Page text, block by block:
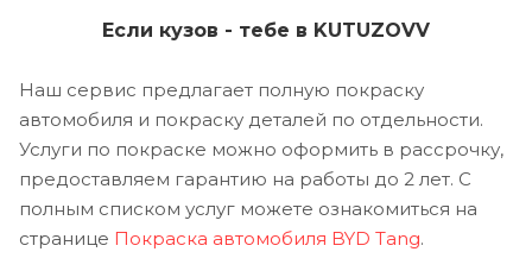
Если кузов - тебе в KUTUZOVV
Наш сервис предлагает полную покраску
автомобиля и покраску деталей по отдельности.
Услуги по покраске можно оформить в рассрочку,
предоставляем гарантию на работы до 2 лет. С
полным списком услуг можете ознакомиться на
странице Покраска автомобиля BYD Tang.